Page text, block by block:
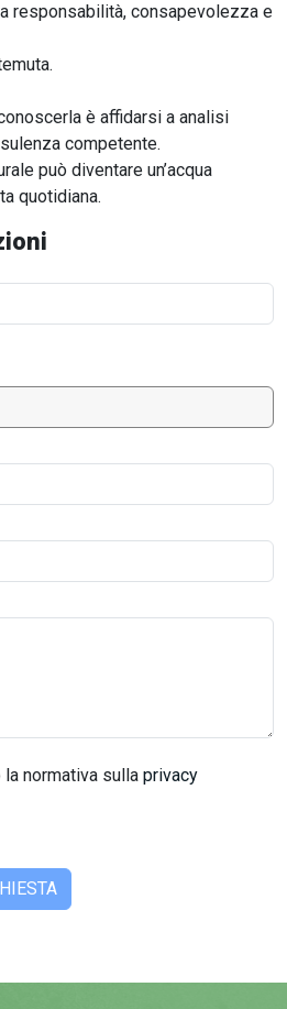
responsabilità, consapevolezza e
è affidarsi a analisi
competente.
può diventare un’acqua
quotidiana.
la normativa sulla privacy